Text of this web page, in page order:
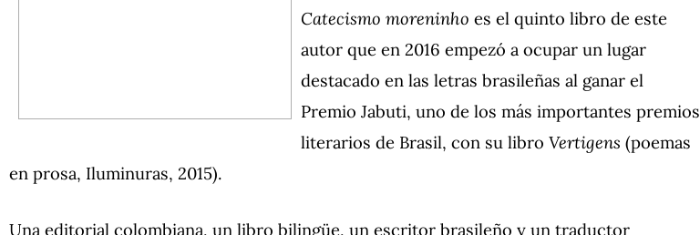
Catecismo moreninho es el quinto libro de este
autor que en 2016 empezó a ocupar un lugar
destacado en las letras brasileñas al ganar el
Premio Jabuti, uno de los más importantes premios
literarios de Brasil, con su libro Vertigens (poemas
en prosa, Iluminuras, 2015).
Una editorial colombiana, un libro bilingüe, un escritor brasileño y un traductor